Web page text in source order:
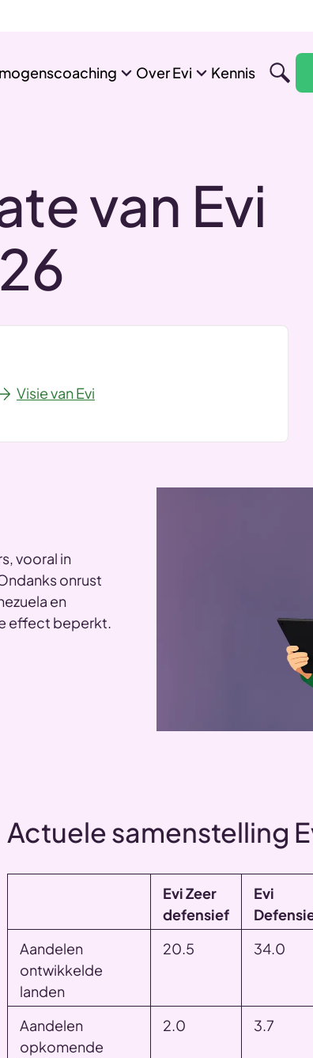
Over Evi Kennis
van Evi
Visie van Evi
vooral in
onrust
en
effect beperkt.
Actuele samenstelling
Evi Zeer
defensief
Evi
Aandelen
ontwikkelde
landen
20.5 34.0
Aandelen
opkomende
2.0 3.7